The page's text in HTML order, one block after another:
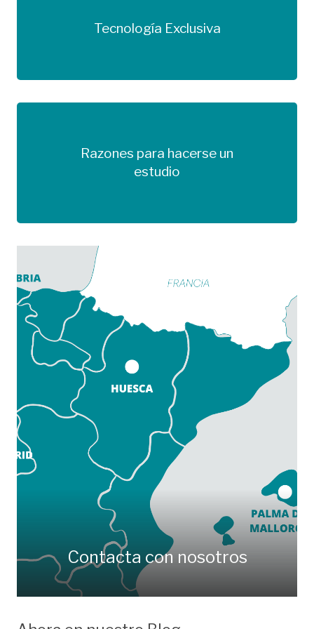
Tecnología Exclusiva
Más información
Razones para hacerse un
estudio
Más información
Contacta con nosotros